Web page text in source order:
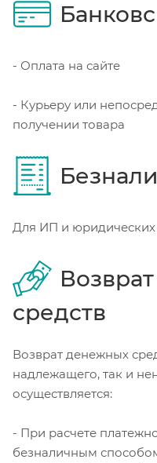
- Оплата на сайте
- Курьеру или
получении товара
Для ИП и юридических
средств
Возврат денежных
надлежащего, так и
осуществляется:
- При расчете
безналичным